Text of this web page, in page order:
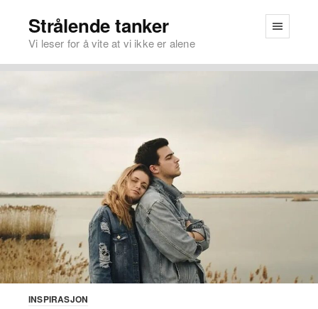
Strålende tanker
Vi leser for å vite at vi ikke er alene
INSPIRASJON